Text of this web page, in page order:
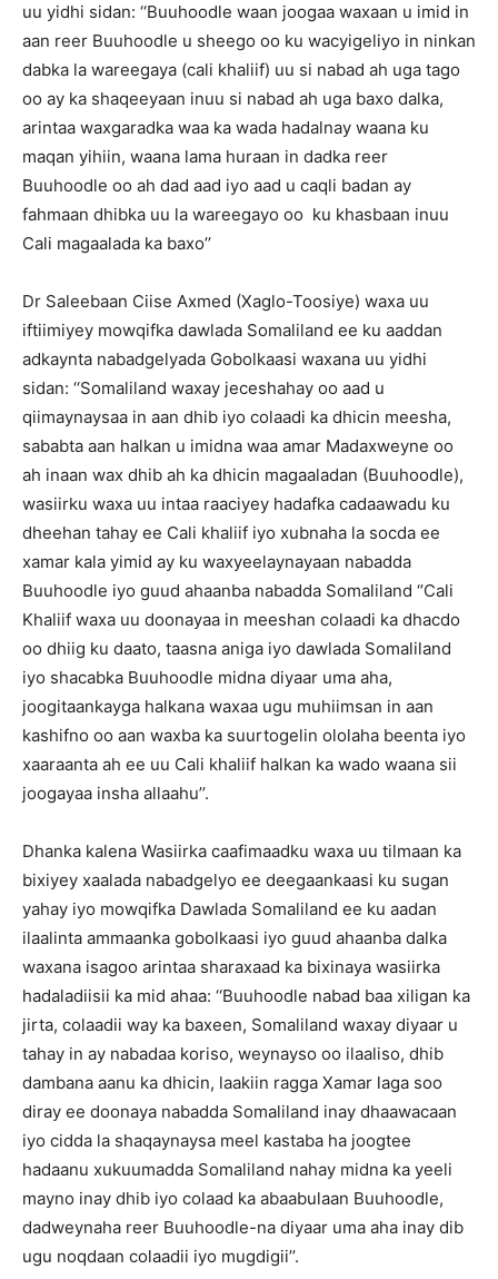
uu yidhi sidan: ‘‘Buuhoodle waan joogaa waxaan u imid in
aan reer Buuhoodle u sheego oo ku wacyigeliyo in ninkan
dabka la wareegaya (cali khaliif) uu si nabad ah uga tago
oo ay ka shaqeeyaan inuu si nabad ah uga baxo dalka,
arintaa waxgaradka waa ka wada hadalnay waana ku
maqan yihiin, waana lama huraan in dadka reer
Buuhoodle oo ah dad aad iyo aad u caqli badan ay
fahmaan dhibka uu la wareegayo oo ku khasbaan inuu
Cali magaalada ka baxo’’
Dr Saleebaan Ciise Axmed (Xaglo-Toosiye) waxa uu
iftiimiyey mowqifka dawlada Somaliland ee ku aaddan
adkaynta nabadgelyada Gobolkaasi waxana uu yidhi
sidan: ‘‘Somaliland waxay jeceshahay oo aad u
qiimaynaysaa in aan dhib iyo colaadi ka dhicin meesha,
sababta aan halkan u imidna waa amar Madaxweyne oo
ah inaan wax dhib ah ka dhicin magaaladan (Buuhoodle),
wasiirku waxa uu intaa raaciyey hadafka cadaawadu ku
dheehan tahay ee Cali khaliif iyo xubnaha la socda ee
xamar kala yimid ay ku waxyeelaynayaan nabadda
Buuhoodle iyo guud ahaanba nabadda Somaliland ‘’Cali
Khaliif waxa uu doonayaa in meeshan colaadi ka dhacdo
oo dhiig ku daato, taasna aniga iyo dawlada Somaliland
iyo shacabka Buuhoodle midna diyaar uma aha,
joogitaankayga halkana waxaa ugu muhiimsan in aan
kashifno oo aan waxba ka suurtogelin ololaha beenta iyo
xaaraanta ah ee uu Cali khaliif halkan ka wado waana sii
joogayaa insha allaahu’’.
Dhanka kalena Wasiirka caafimaadku waxa uu tilmaan ka
bixiyey xaalada nabadgelyo ee deegaankaasi ku sugan
yahay iyo mowqifka Dawlada Somaliland ee ku aadan
ilaalinta ammaanka gobolkaasi iyo guud ahaanba dalka
waxana isagoo arintaa sharaxaad ka bixinaya wasiirka
hadaladiisii ka mid ahaa: ‘‘Buuhoodle nabad baa xiligan ka
jirta, colaadii way ka baxeen, Somaliland waxay diyaar u
tahay in ay nabadaa koriso, weynayso oo ilaaliso, dhib
dambana aanu ka dhicin, laakiin ragga Xamar laga soo
diray ee doonaya nabadda Somaliland inay dhaawacaan
iyo cidda la shaqaynaysa meel kastaba ha joogtee
hadaanu xukuumadda Somaliland nahay midna ka yeeli
mayno inay dhib iyo colaad ka abaabulaan Buuhoodle,
dadweynaha reer Buuhoodle-na diyaar uma aha inay dib
ugu noqdaan colaadii iyo mugdigii’’.